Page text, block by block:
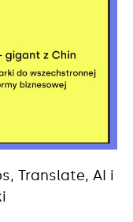
Translate, AI i